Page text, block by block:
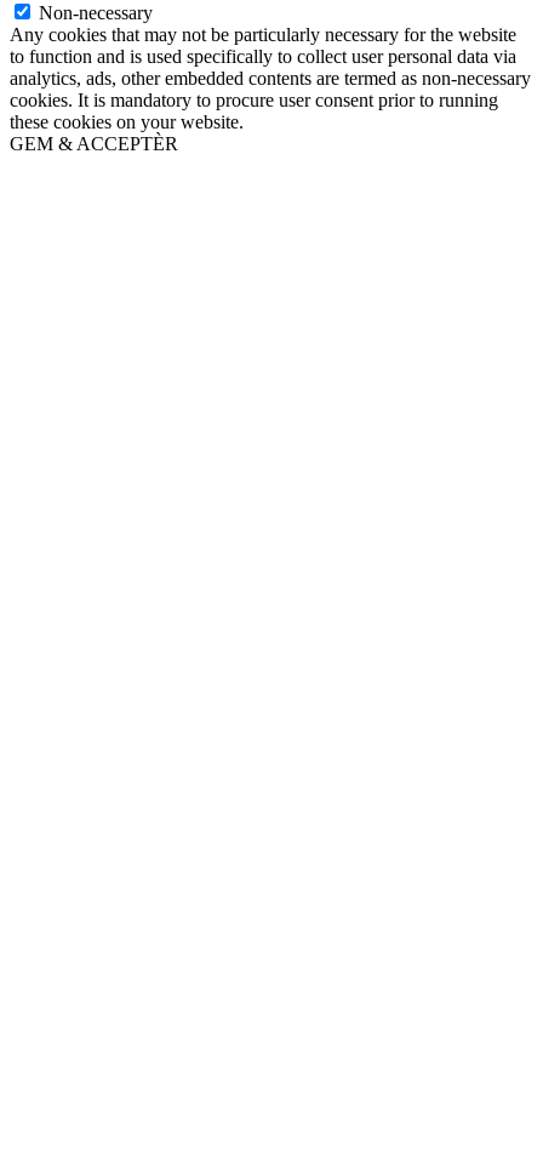
Non-necessary
Any cookies that may not be particularly necessary for the website
to function and is used specifically to collect user personal data via
analytics, ads, other embedded contents are termed as non-necessary
cookies. It is mandatory to procure user consent prior to running
these cookies on your website.
GEM & ACCEPTÈR